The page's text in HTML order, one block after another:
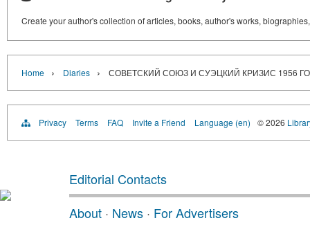
Create your author's collection of articles, books, author's works,
Home › Diaries › СОВЕТСКИЙ СОЮЗ И СУЭЦКИЙ КРИЗИС 1956
Privacy Terms FAQ Invite a Friend Language (en) © 2026
Editorial Contacts
About · News · For Advertisers